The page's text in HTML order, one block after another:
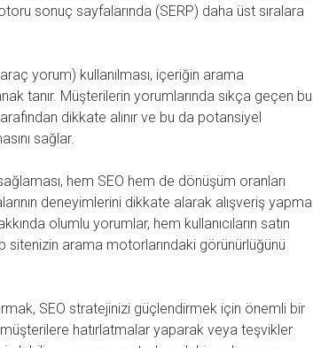
sonuç sayfalarında (SERP) daha üst sıralara
yorum) kullanılması, içeriğin arama
tanır. Müşterilerin yorumlarında sıkça geçen bu
dikkate alınır ve bu da potansiyel
sağlar.
sağlaması, hem SEO hem de dönüşüm oranları
deneyimlerini dikkate alarak alışveriş yapma
olumlu yorumlar, hem kullanıcıların satın
sitenizin arama motorlarındaki görünürlüğünü
SEO stratejinizi güçlendirmek için önemli bir
hatırlatmalar yaparak veya teşvikler